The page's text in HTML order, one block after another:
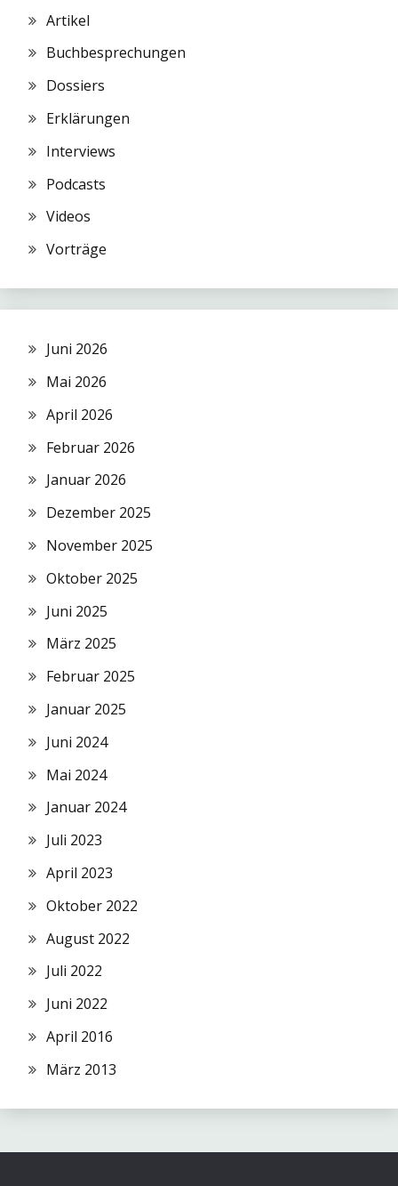
Artikel
Buchbesprechungen
Dossiers
Erklärungen
Interviews
Podcasts
Videos
Vorträge
Juni 2026
Mai 2026
April 2026
Februar 2026
Januar 2026
Dezember 2025
November 2025
Oktober 2025
Juni 2025
März 2025
Februar 2025
Januar 2025
Juni 2024
Mai 2024
Januar 2024
Juli 2023
April 2023
Oktober 2022
August 2022
Juli 2022
Juni 2022
April 2016
März 2013